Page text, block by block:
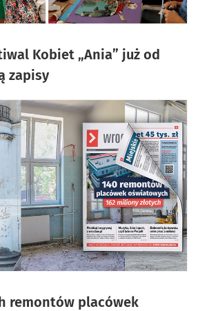
Kobiet „Ania” już od
zapisy
placówek